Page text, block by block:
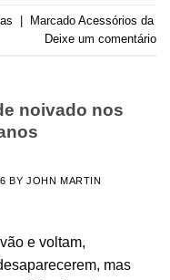
| Marcado Acessórios da
Deixe um comentário
noivado nos
BYJOHN MARTIN
e voltam,
mas